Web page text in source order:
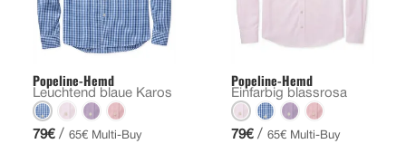
Popeline-Hemd
Leuchtend blaue Karos
79€ / 65€ Multi-Buy
Popeline-Hemd
Einfarbig blassrosa
79€ / 65€ Multi-Buy